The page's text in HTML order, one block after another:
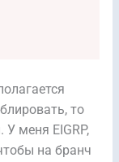
то
меня EIGRP,
на бранч